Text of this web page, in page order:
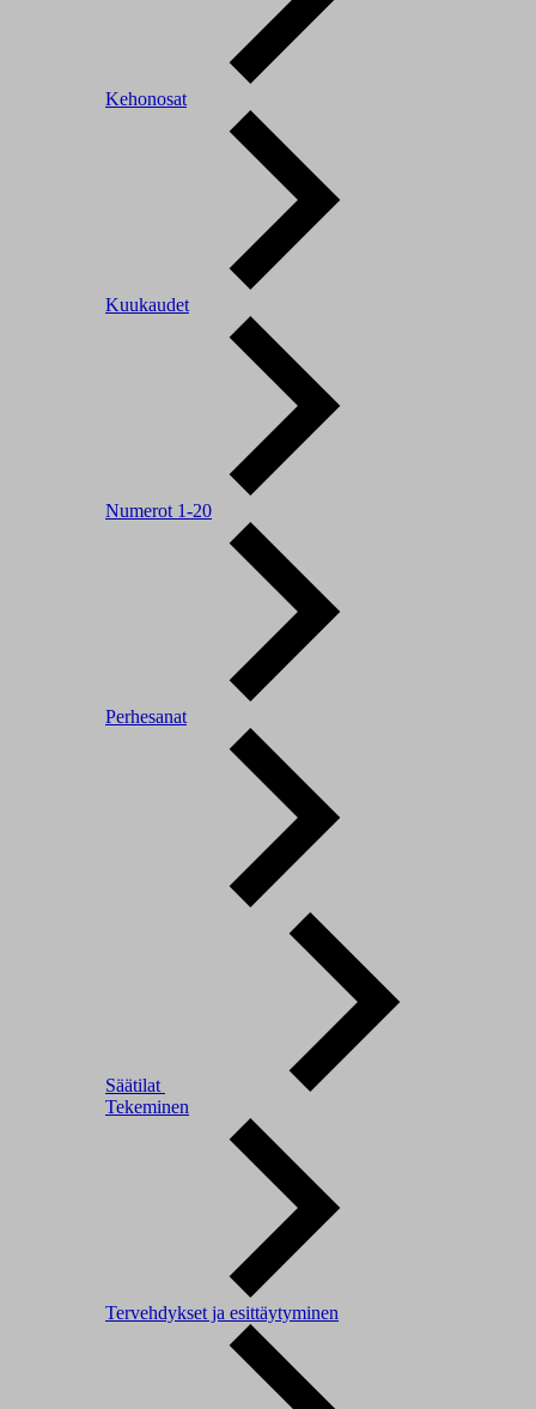
Kehonosat
Kuukaudet
Numerot 1-20
Perhesanat
Säätilat
Tekeminen
Tervehdykset ja esittäytyminen